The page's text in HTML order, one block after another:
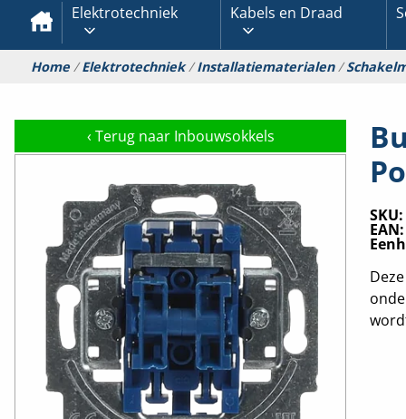
Elektrotechniek Kabels en Draad
Home/Elektrotechniek/Installatiematerialen/
‹ Terug naar Inbouwsokkels
SKU:
EAN: